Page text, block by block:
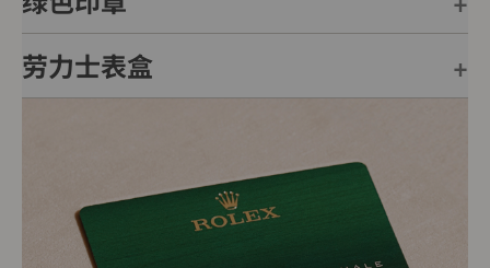
每只劳力士腕表均附有全球五年保用保证，并附上绿色印
章，此印章是超卓天文台精密时计的象征。此认证除了证
劳力士表盒
送礼之用亦非常合适，接收礼物者会感到愉悦非常。